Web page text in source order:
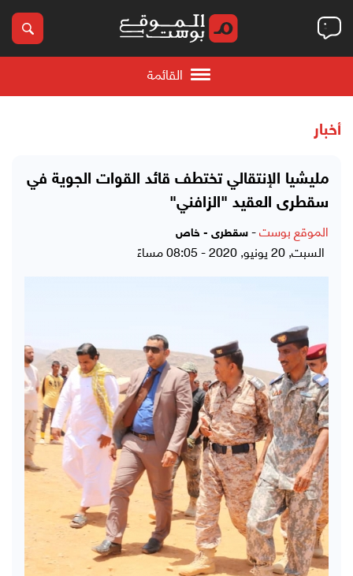
القائمة
أخبار
مليشيا الإنتقالي تختطف قائد القوات الجوية في
سقطرى العقيد "الزافني"
الموقع بوست- سقطرى - خاص
السبت, 20 يونيو, 2020 - 08:05 مساءً